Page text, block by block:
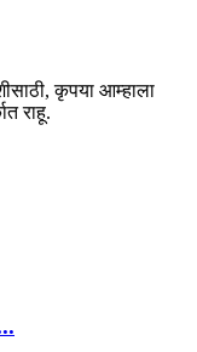
कृपया आम्हाला
राहू.